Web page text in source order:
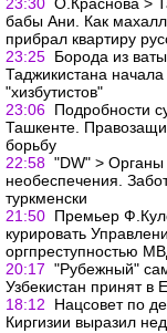
бабы Ани. Как
прибрал квартиру
23:25 Борода из
Таджикистана начала
"хизбутистов"
23:06 Подробности
Ташкенте.
борьбу
22:58 "DW" > Органы
необеспечения.
туркменски
21:50 Премьер
курировать
оргпреступностью
20:17 "Рубежный"
Узбекистан принят в
18:12
Нацсовет по
Киргизии выразил